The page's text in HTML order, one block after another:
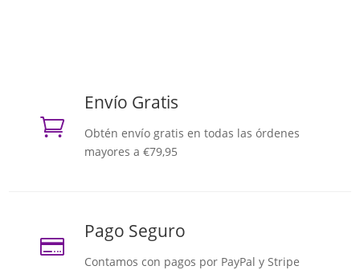

Envío Gratis
Obtén envío gratis en todas las órdenes
mayores a €79,95

Pago Seguro
Contamos con pagos por PayPal y Stripe